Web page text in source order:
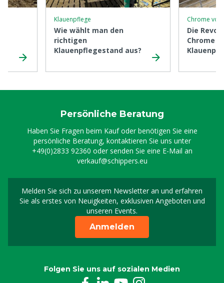
Klauenpflege
Wie wählt man den
richtigen
Klauenpflegestand aus?
Chrome von
Die
Chrome
Persönliche Beratung
Haben Sie Fragen beim Kauf oder benötigen Sie eine
persönliche Beratung, kontaktieren Sie uns unter
+49(0)2833 92360 oder senden Sie eine E-Mail an
verkauf@schippers.eu
Melden Sie sich zu unserem Newsletter an und erfahren
Sie als erstes von Neuigkeiten, exklusiven Angeboten und
unseren Events.
Melden Sie sich für
Anmelden
Folgen Sie uns auf sozialen Medien